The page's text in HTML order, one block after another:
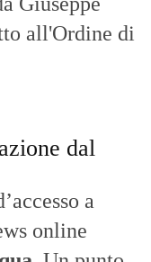
all'Ordine di
dal
a
online